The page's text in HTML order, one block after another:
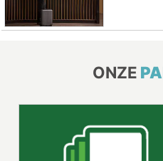
ONZE